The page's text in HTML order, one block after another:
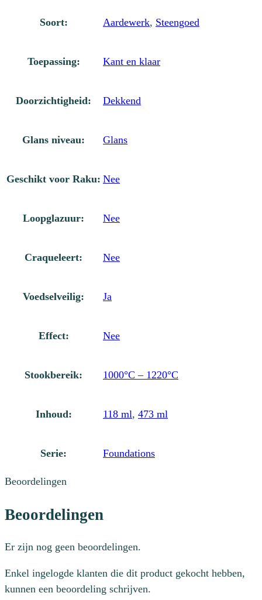
Soort: Aardewerk, Steengoed
Toepassing: Kant en klaar
Doorzichtigheid: Dekkend
Glans niveau: Glans
Geschikt voor Raku: Nee
Loopglazuur: Nee
Craqueleert: Nee
Voedselveilig: Ja
Effect: Nee
Stookbereik: 1000°C – 1220°C
Inhoud: 118 ml, 473 ml
Serie: Foundations
Beoordelingen
Beoordelingen
Er zijn nog geen beoordelingen.
Enkel ingelogde klanten die dit product gekocht hebben,
kunnen een beoordeling schrijven.